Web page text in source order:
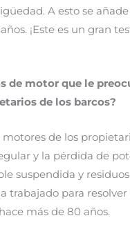
A esto se
¡Este es un gran
de motor que le
de los barcos?
de los
y la pérdida de
suspendida y
trabajado para
más de 80 años.